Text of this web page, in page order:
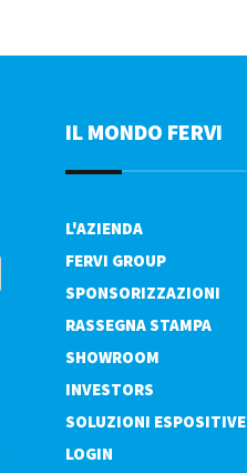
IL MONDO FERVI
L'AZIENDA
FERVI GROUP
SPONSORIZZAZIONI
RASSEGNA STAMPA
SHOWROOM
INVESTORS
SOLUZIONI ESPOSITIVE
LOGIN